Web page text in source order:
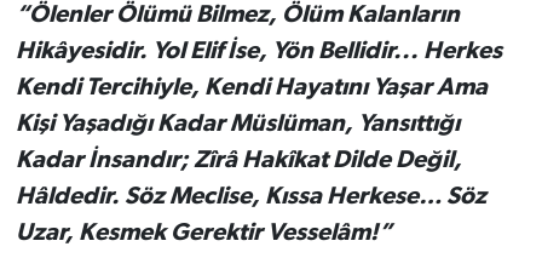
“Ölenler Ölümü Bilmez, Ölüm Kalanların
Hikâyesidir. Yol Elif İse, Yön Bellidir... Herkes
Kendi Tercihiyle, Kendi Hayatını Yaşar Ama
Kişi Yaşadığı Kadar Müslüman, Yansıttığı
Kadar İnsandır; Zîrâ Hakîkat Dilde Değil,
Hâldedir. Söz Meclise, Kıssa Herkese… Söz
Uzar, Kesmek Gerektir Vesselâm!”